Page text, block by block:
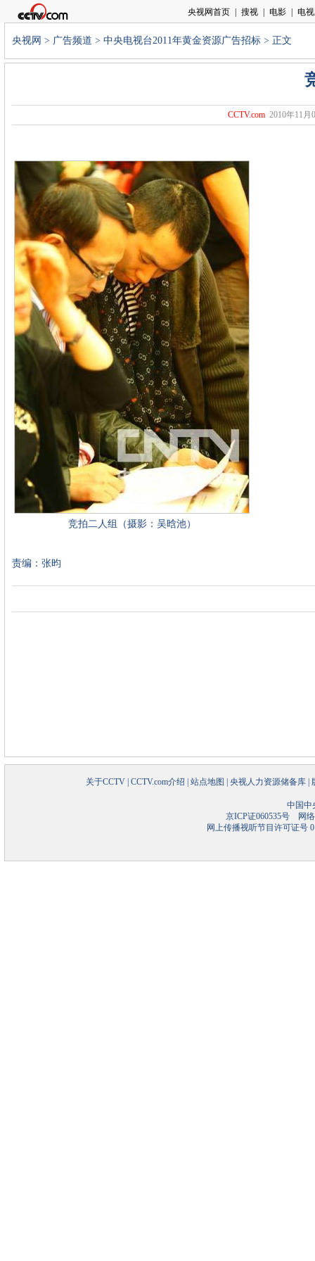
央视网 > 广告频道 > 中央电视台2011年黄金资源广告招标 > 正文
CCTV.com 2010年11月
竞拍二人组（摄影：吴晗池）
责编：张昀
关于CCTV CCTV.com介绍 站点地图 央视人力资源储备库
中国中
京ICP证060535号网络
网上传播视听节目许可证号